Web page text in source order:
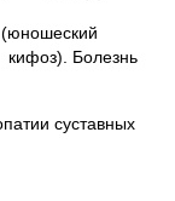
Болезнь
суставных